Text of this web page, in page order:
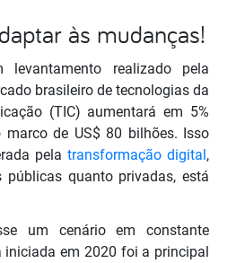
às mudanças!
realizado pela
brasileiro de tecnologias da
(TIC) aumentará em 5%
de US$ 80 bilhões. Isso
pela transformação digital,
públicas quanto privadas, está
um cenário em constante
iniciada em 2020 foi a principal